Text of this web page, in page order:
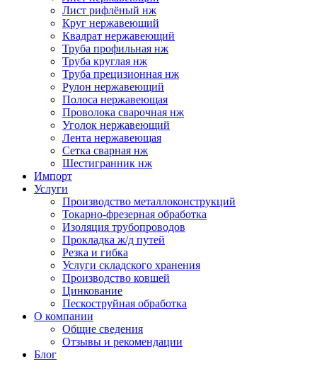
Лист рифлёный нж
Круг нержавеющий
Квадрат нержавеющий
Труба профильная нж
Труба круглая нж
Труба прецизионная нж
Рулон нержавеющий
Полоса нержавеющая
Проволока сварочная нж
Уголок нержавеющий
Лента нержавеющая
Сетка сварная нж
Шестигранник нж
Импорт
Услуги
Производство металлоконструкций
Токарно-фрезерная обработка
Изоляция трубопроводов
Прокладка ж/д путей
Резка и гибка
Услуги складского хранения
Производство ковшей
Цинкование
Пескоструйная обработка
О компании
Общие сведения
Отзывы и рекомендации
Блог